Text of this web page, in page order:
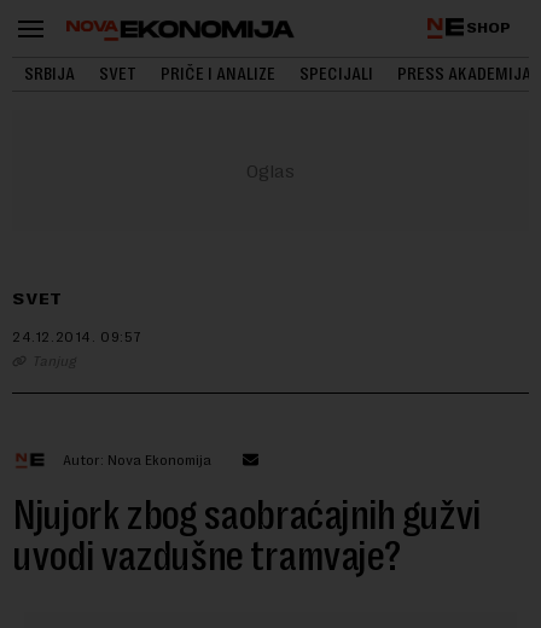
SHOP
SRBIJA SVET PRIČE I ANALIZE SPECIJALI PRESS AKADEMIJA
SVET
24.12.2014. 09:57
Tanjug
Autor: Nova Ekonomija
Njujork zbog saobraćajnih gužvi
uvodi vazdušne tramvaje?